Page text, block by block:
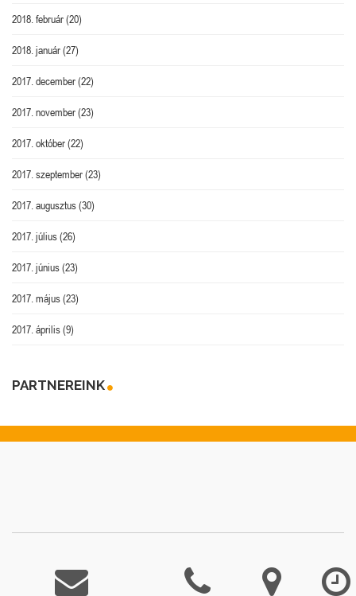
2018. február(20)
2018. január(27)
2017. december(22)
2017. november(23)
2017. október(22)
2017. szeptember(23)
2017. augusztus(30)
2017. július(26)
2017. június(23)
2017. május(23)
2017. április(9)
PARTNEREINK